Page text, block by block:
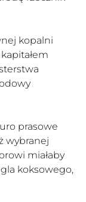
kopalni
prasowe
wybranej
miałaby
koksowego,